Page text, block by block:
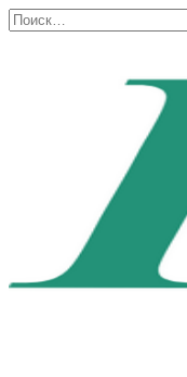
Перейти
к
Search
for: